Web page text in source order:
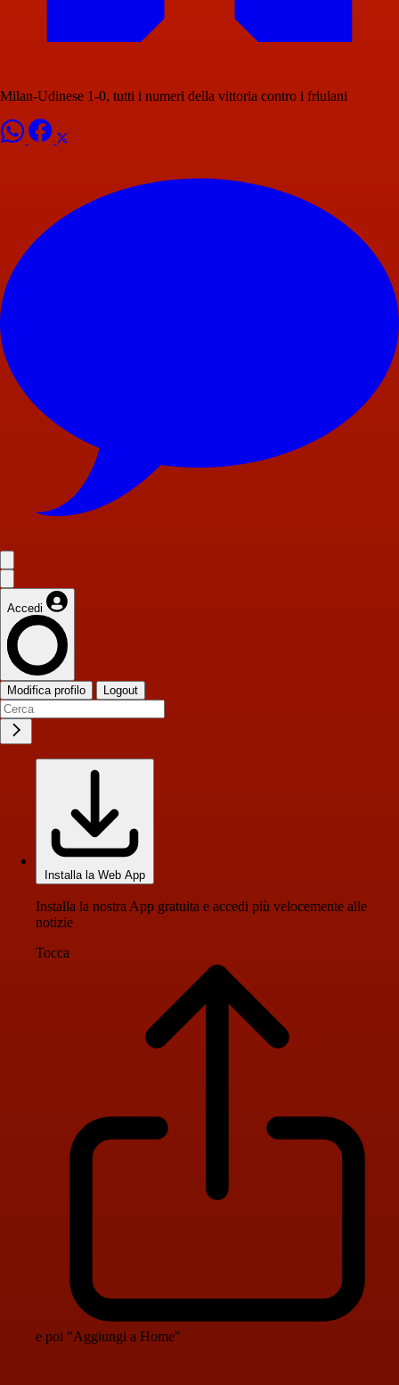
Milan-Udinese 1-0, tutti i numeri della vittoria contro i friulani
Accedi
Modifica profilo Logout
Installa la Web App
Installa la nostra App gratuita e accedi più velocemente alle
notizie
Tocca
e poi "Aggiungi a Home"